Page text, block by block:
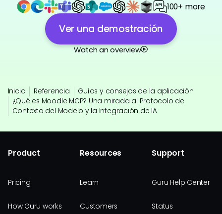
100+ more
Ver una demostración
Watch an overview
Inicio Referencia
Guías y consejos de la aplicación
¿Qué es Moodle MCP? Una mirada al Protocolo de
Contexto del Modelo y la Integración de IA
Product
Pricing
How Guru works
Resources
Learn
Customers
Support
Guru Help Center
Status